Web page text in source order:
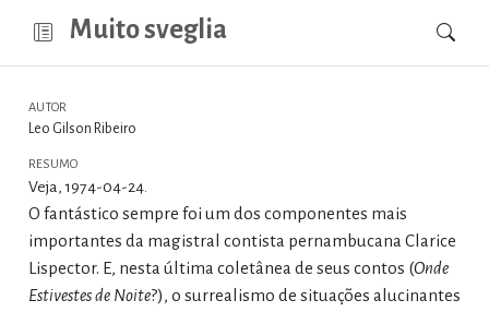
Muito sveglia
AUTOR
Leo Gilson Ribeiro
RESUMO
Veja, 1974-04-24.
O fantástico sempre foi um dos componentes mais
importantes da magistral contista pernambucana Clarice
Lispector. E, nesta última coletânea de seus contos (Onde
Estivestes de Noite?), o surrealismo de situações alucinantes